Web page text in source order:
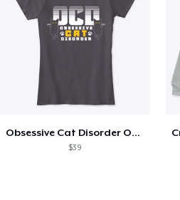
Obsessive Cat Disorder OCD Kittens Lover
$39